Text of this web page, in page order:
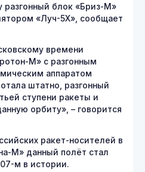
блок «Бриз-М»
«Луч-5Х», сообщает
времени
М» с разгонным
аппаратом
штатно, разгонный
ступени ракеты и
орбиту», – говорится
ракет-носителей в
М» данный полёт стал
м в истории.